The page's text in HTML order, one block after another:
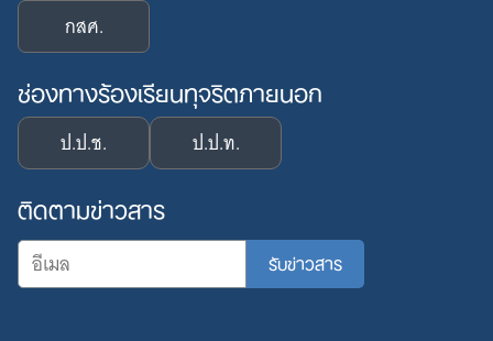
กสศ.
ช่องทางร้องเรียนทุจริตภายนอก
ป.ป.ช. ป.ป.ท.
ติดตามข่าวสาร